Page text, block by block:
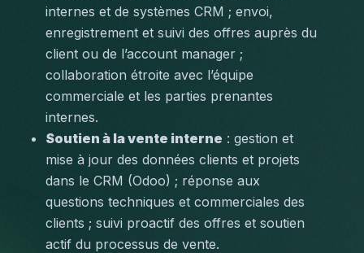
internes et de systèmes CRM ; envoi,
enregistrement et suivi des offres auprès du
client ou de l’account manager ;
collaboration étroite avec l’équipe
commerciale et les parties prenantes
internes.
Soutien à la vente interne : gestion et
mise à jour des données clients et projets
dans le CRM (Odoo) ; réponse aux
questions techniques et commerciales des
clients ; suivi proactif des offres et soutien
actif du processus de vente.